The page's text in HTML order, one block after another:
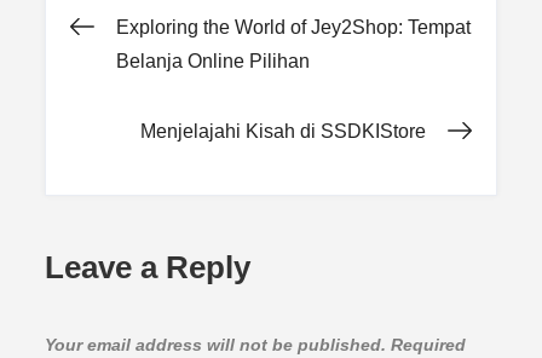
Post
Exploring the World of Jey2Shop: Tempat
Belanja Online Pilihan
Menjelajahi Kisah di SSDKIStore
Leave a Reply
Your email address will not be published. Required